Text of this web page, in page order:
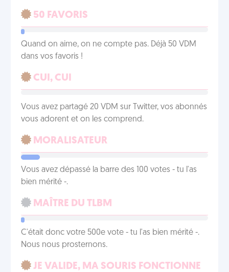
50 FAVORIS
Quand on aime, on ne compte pas. Déjà 50 VDM
dans vos favoris !
CUI, CUI
Vous avez partagé 20 VDM sur Twitter, vos abonnés
vous adorent et on les comprend.
MORALISATEUR
Vous avez dépassé la barre des 100 votes - tu l'as
bien mérité -.
MAÎTRE DU TLBM
C'était donc votre 500e vote - tu l'as bien mérité -.
Nous nous prosternons.
JE VALIDE, MA SOURIS FONCTIONNE